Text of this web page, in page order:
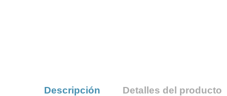
Descripción Detalles del producto